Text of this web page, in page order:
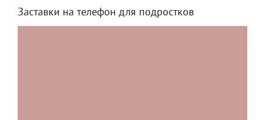
Заставки на телефон для подростков